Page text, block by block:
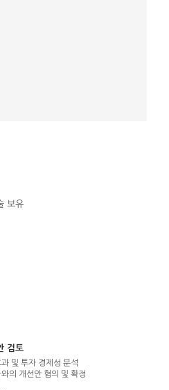
보유
검토
과 및 투자 경제성 분석
의 개선안 협의 및 확정